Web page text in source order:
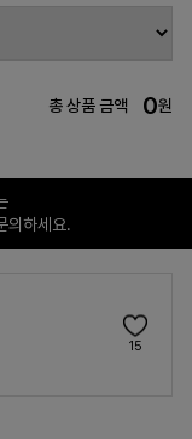
총 상품 금액 0원
의하세요.
15